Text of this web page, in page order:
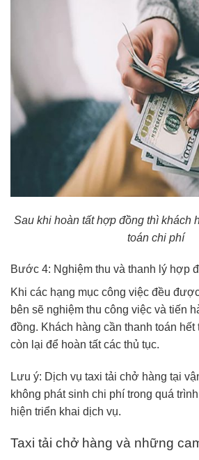
Sau khi hoàn tất hợp đồng thì khách
toán chi phí
Bước 4: Nghiệm thu và thanh lý hợp
Khi các hạng mục công việc đều
bên sẽ nghiệm thu công việc và tiến
đồng. Khách hàng cần thanh toán hết
còn lại để hoàn tất các thủ tục.
Lưu ý: Dịch vụ taxi tải chở hàng tại
không phát sinh chi phí trong quá
hiện triển khai dịch vụ.
Taxi tải chở hàng và những